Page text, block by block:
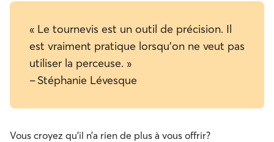
« Le tournevis est un outil de précision. Il
est vraiment pratique lorsqu’on ne veut pas
utiliser la perceuse. »
– Stéphanie Lévesque
Vous croyez qu’il n’a rien de plus à vous offrir?